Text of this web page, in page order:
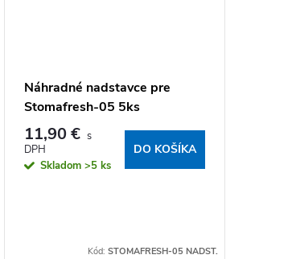
Náhradné nadstavce pre
Stomafresh-05 5ks
11,90 €
Skladom >5 ks
DO KOŠÍKA
Kód: STOMAFRESH-05 NADST.